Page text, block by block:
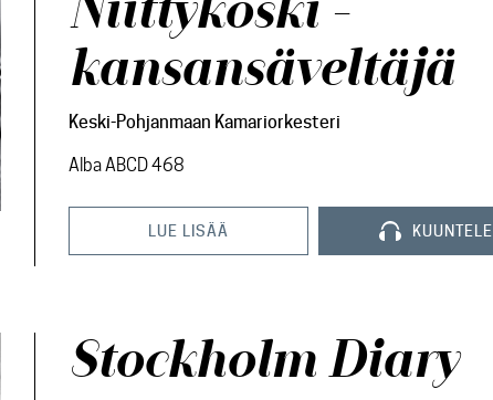
kansansäveltäjä
Keski-Pohjanmaan Kamariorkesteri
Alba ABCD 468
LUE LISÄÄ KUUNTELE
Stockholm Diary